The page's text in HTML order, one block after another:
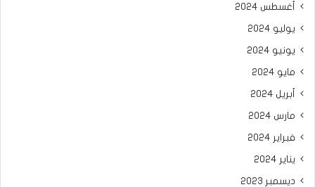
أغسطس 2024
يوليو 2024
يونيو 2024
مايو 2024
أبريل 2024
مارس 2024
فبراير 2024
يناير 2024
ديسمبر 2023